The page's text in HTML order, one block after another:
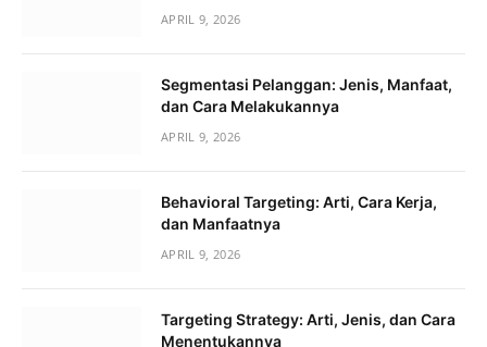
APRIL 9, 2026
Segmentasi Pelanggan: Jenis, Manfaat,
dan Cara Melakukannya
APRIL 9, 2026
Behavioral Targeting: Arti, Cara Kerja,
dan Manfaatnya
APRIL 9, 2026
Targeting Strategy: Arti, Jenis, dan Cara
Menentukannya